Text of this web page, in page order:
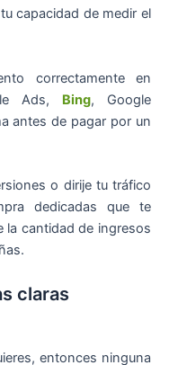
capacidad de medir el
correctamente en
Ads, Bing, Google
antes de pagar por un
o dirije tu tráfico
dedicadas que te
la cantidad de ingresos
claras
entonces ninguna